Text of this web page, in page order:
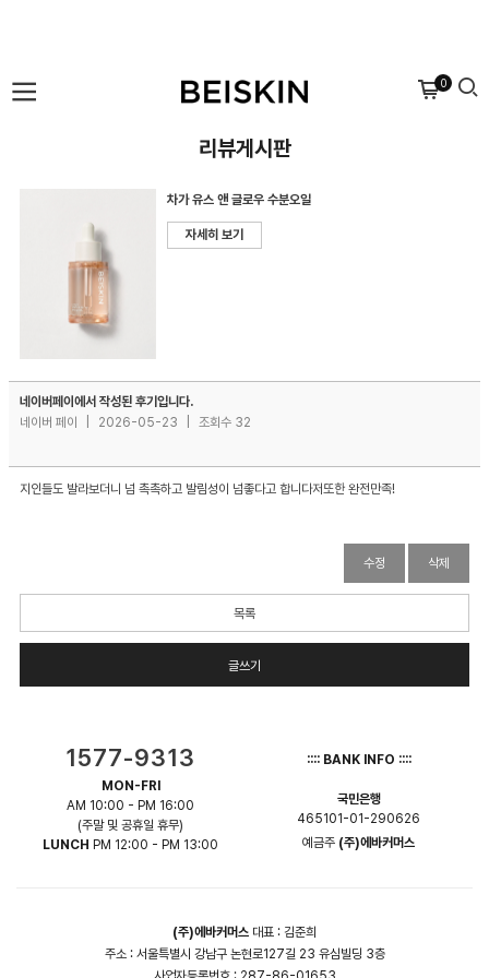
0
리뷰게시판
차가 유스 앤 글로우 수분오일
자세히 보기
네이버페이에서 작성된 후기입니다.
네이버 페이
2026-05-23 조회수 32
지인들도 발라보더니 넘 촉촉하고 발림성이 넘좋다고 합니다저또한 완전만족!
수정 삭제
목록
글쓰기
1577-9313
MON-FRI
AM 10:00 - PM 16:00
(주말 및 공휴일 휴무)
LUNCH PM 12:00 - PM 13:00
:::: BANK INFO ::::
국민은행
465101-01-290626
예금주 (주)에바커머스
(주)에바커머스 대표 : 김준희
주소 : 서울특별시 강남구 논현로127길 23 유심빌딩 3층